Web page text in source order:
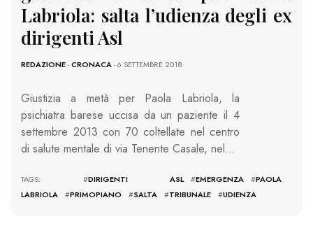
Labriola: salta l’udienza degli ex
dirigenti Asl
REDAZIONE-CRONACA- 6 SETTEMBRE 2018
Giustizia a metà per Paola Labriola, la
psichiatra barese uccisa da un paziente il 4
settembre 2013 con 70 coltellate nel centro
di salute mentale di via Tenente Casale, nel…
TAGS: #DIRIGENTI ASL #EMERGENZA #PAOLA
LABRIOLA
#PRIMOPIANO #SALTA #TRIBUNALE #UDIENZA